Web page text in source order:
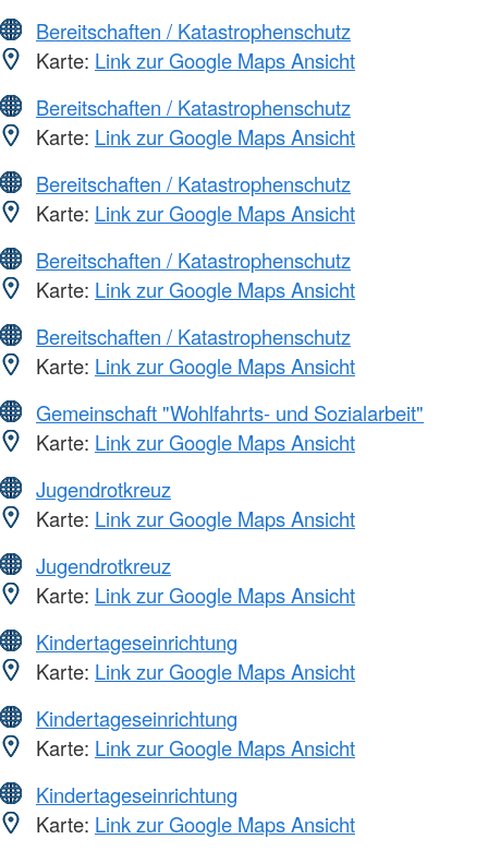
Bereitschaften / Katastrophenschutz
Karte: Link zur Google Maps Ansicht
Bereitschaften / Katastrophenschutz
Karte: Link zur Google Maps Ansicht
Bereitschaften / Katastrophenschutz
Karte: Link zur Google Maps Ansicht
Bereitschaften / Katastrophenschutz
Karte: Link zur Google Maps Ansicht
Bereitschaften / Katastrophenschutz
Karte: Link zur Google Maps Ansicht
Gemeinschaft "Wohlfahrts- und Sozialarbeit"
Karte: Link zur Google Maps Ansicht
Jugendrotkreuz
Karte: Link zur Google Maps Ansicht
Jugendrotkreuz
Karte: Link zur Google Maps Ansicht
Kindertageseinrichtung
Karte: Link zur Google Maps Ansicht
Kindertageseinrichtung
Karte: Link zur Google Maps Ansicht
Kindertageseinrichtung
Karte: Link zur Google Maps Ansicht